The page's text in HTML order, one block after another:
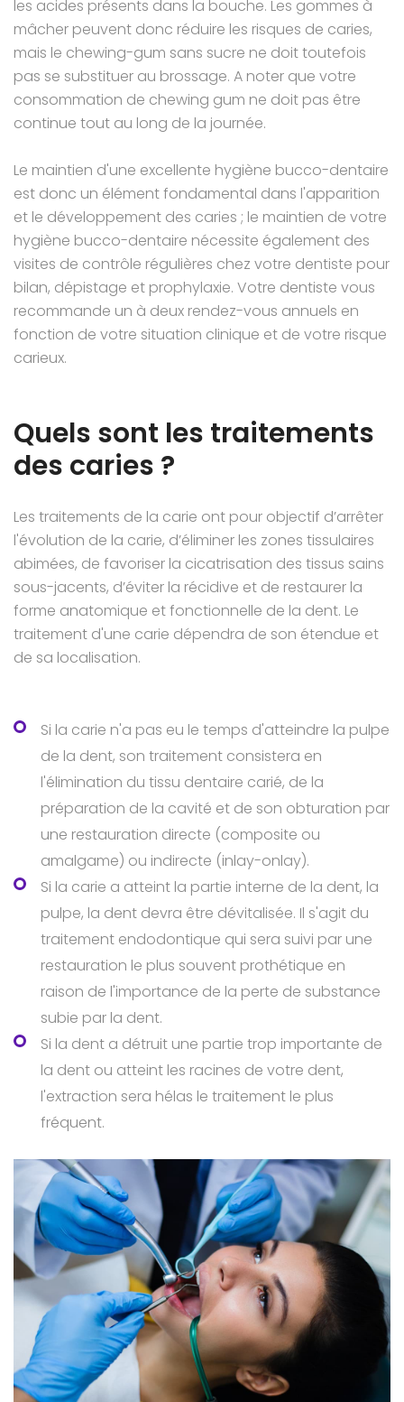
les acides présents dans la bouche. Les gommes à
mâcher peuvent donc réduire les risques de caries,
mais le chewing-gum sans sucre ne doit toutefois
pas se substituer au brossage. A noter que votre
consommation de chewing gum ne doit pas être
continue tout au long de la journée.
Le maintien d'une excellente hygiène bucco-dentaire
est donc un élément fondamental dans l'apparition
et le développement des caries ; le maintien de votre
hygiène bucco-dentaire nécessite également des
visites de contrôle régulières chez votre dentiste pour
bilan, dépistage et prophylaxie. Votre dentiste vous
recommande un à deux rendez-vous annuels en
fonction de votre situation clinique et de votre risque
carieux.
Quels sont les traitements
des caries ?
Les traitements de la carie ont pour objectif d’arrêter
l'évolution de la carie, d’éliminer les zones tissulaires
abimées, de favoriser la cicatrisation des tissus sains
sous-jacents, d’éviter la récidive et de restaurer la
forme anatomique et fonctionnelle de la dent. Le
traitement d'une carie dépendra de son étendue et
de sa localisation.
Si la carie n'a pas eu le temps d'atteindre la pulpe
de la dent, son traitement consistera en
l'élimination du tissu dentaire carié, de la
préparation de la cavité et de son obturation par
une restauration directe (composite ou
amalgame) ou indirecte (inlay-onlay).
Si la carie a atteint la partie interne de la dent, la
pulpe, la dent devra être dévitalisée. Il s'agit du
traitement endodontique qui sera suivi par une
restauration le plus souvent prothétique en
raison de l'importance de la perte de substance
subie par la dent.
Si la dent a détruit une partie trop importante de
la dent ou atteint les racines de votre dent,
l'extraction sera hélas le traitement le plus
fréquent.